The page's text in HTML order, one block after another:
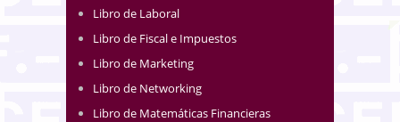
Libro de Laboral
Libro de Fiscal e Impuestos
Libro de Marketing
Libro de Networking
Libro de Matemáticas Financieras